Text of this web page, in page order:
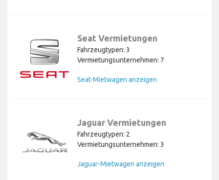
Seat Vermietungen
Fahrzeugtypen: 3
Vermietungsunternehmen: 7
Seat-Mietwagen anzeigen
Jaguar Vermietungen
Fahrzeugtypen: 2
Vermietungsunternehmen: 3
Jaguar-Mietwagen anzeigen